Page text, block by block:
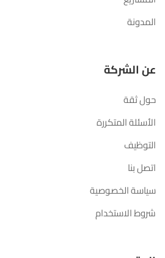
المدونة
عن الشركة
حول ثقة
الأسئلة المتكررة
التوظيف
اتصل بنا
سياسة الخصوصية
شروط الاستخدام